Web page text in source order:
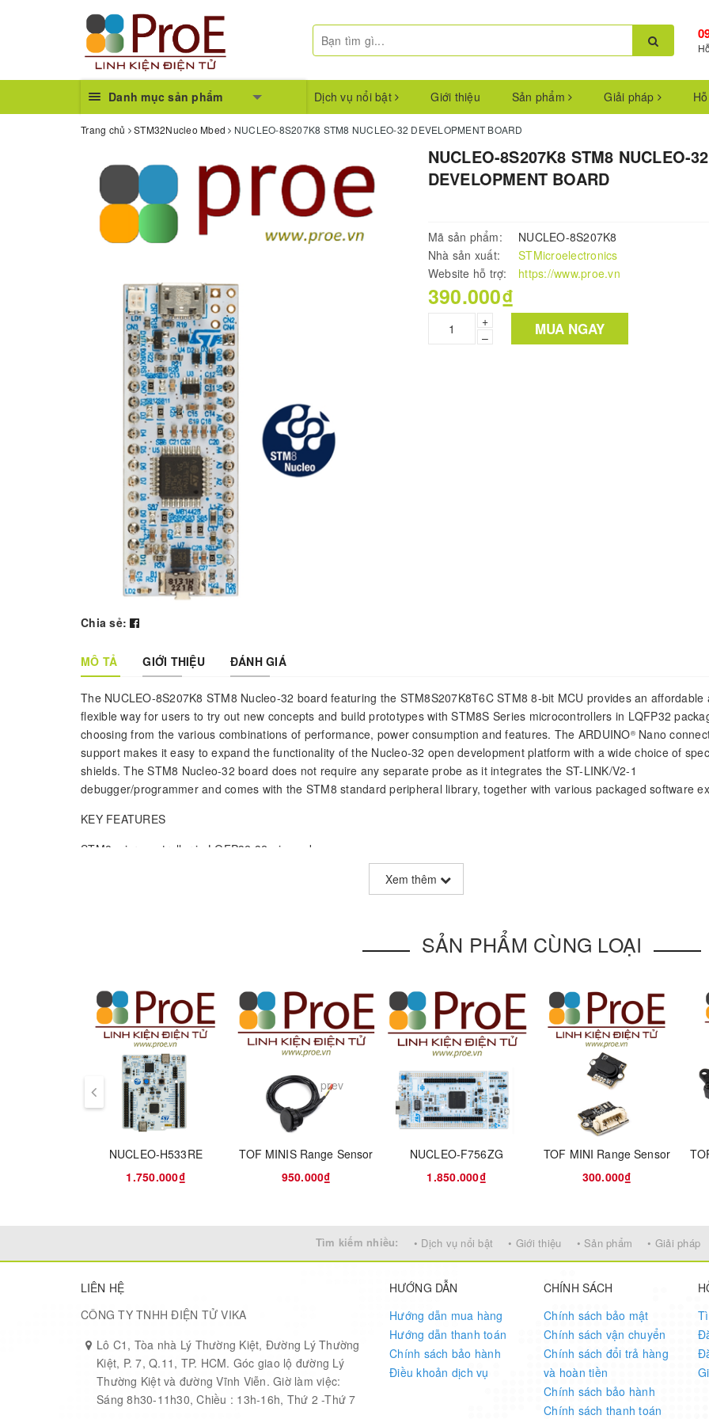
Danh mục sản phẩm Dịch vụ nổi bật Giới thiệu Sản phẩm Giải pháp
Trang chủ STM32Nucleo Mbed NUCLEO-8S207K8 STM8 NUCLEO-32 DEVELOPMENT BOARD
Chia sẻ:
NUCLEO-8S207K8 STM8 NUCLEO-32
DEVELOPMENT BOARD
Mã sản phẩm:
NUCLEO-8S207K8
Nhà sản xuất:
STMicroelectronics
Website hỗ trợ:
https://www.proe.vn
390.000₫
+
–
MUA NGAY
MÔ TẢ GIỚI THIỆU ĐÁNH GIÁ
The NUCLEO-8S207K8 STM8 Nucleo-32 board featuring the STM8S207K8T6C STM8 8-bit MCU provides an affordable
flexible way for users to try out new concepts and build prototypes with STM8S Series microcontrollers in LQFP32
choosing from the various combinations of performance, power consumption and features. The ARDUINO®Nano
support makes it easy to expand the functionality of the Nucleo-32 open development platform with a wide choice of
shields. The STM8 Nucleo-32 board does not require any separate probe as it integrates the ST-LINK/V2-1
debugger/programmer and comes with the STM8 standard peripheral library, together with various packaged software
KEY FEATURES
STM8 microcontroller in LQFP32 32-pin package
ARDUINO
®Nano V3 expansion connector
Micro-B USB connector for the ST-LINK
SWIM interface
Flexible power-supply options: ST-LINK USB VBUS or external sources (3.3 V, 5 V, 7 V – 12 V)
On-board ST-LINK/V2-1 debugger/programmer with SWIM connector and USB re-enumeration capability: mass storage,
COM port and debug port
Comprehensive free software STM8 libraries including a variety of software examples
Support of a wide choice of Integrated Development Environments (IDEs) including STMicroelectronics free STVD-
Xem thêm
SẢN PHẨM CÙNG LOẠI
NUCLEO-H533RE
1.750.000₫
TOF MINIS Range Sensor
950.000₫
NUCLEO-F756ZG
1.850.000₫
TOF MINI Range Sensor
300.000₫
prev
Tìm kiếm nhiều: • Dịch vụ nổi bật • Giới thiệu • Sản phẩm • Giải pháp
LIÊN HỆ
CÔNG TY TNHH ĐIỆN TỬ VIKA
Lô C1, Tòa nhà Lý Thường Kiệt, Đường Lý Thường
Kiệt, P. 7, Q.11, TP. HCM. Góc giao lộ đường Lý
Thường Kiệt và đường Vĩnh Viễn. Giờ làm việc:
Sáng 8h30-11h30, Chiều : 13h-16h, Thứ 2 -Thứ 7
HƯỚNG DẪN
Hướng dẫn mua hàng
Hướng dẫn thanh toán
Chính sách bảo hành
Điều khoản dịch vụ
CHÍNH SÁCH
Chính sách bảo mật
Chính sách vận chuyển
Chính sách đổi trả hàng
và hoàn tiền
Chính sách bảo hành
Chính sách thanh toán